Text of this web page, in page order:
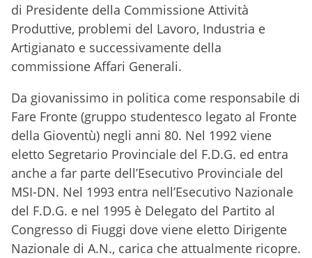
di Presidente della Commissione Attività
Produttive, problemi del Lavoro, Industria e
Artigianato e successivamente della
commissione Affari Generali.
Da giovanissimo in politica come responsabile di
Fare Fronte (gruppo studentesco legato al Fronte
della Gioventù) negli anni 80. Nel 1992 viene
eletto Segretario Provinciale del F.D.G. ed entra
anche a far parte dell’Esecutivo Provinciale del
MSI-DN. Nel 1993 entra nell’Esecutivo Nazionale
del F.D.G. e nel 1995 è Delegato del Partito al
Congresso di Fiuggi dove viene eletto Dirigente
Nazionale di A.N., carica che attualmente ricopre.